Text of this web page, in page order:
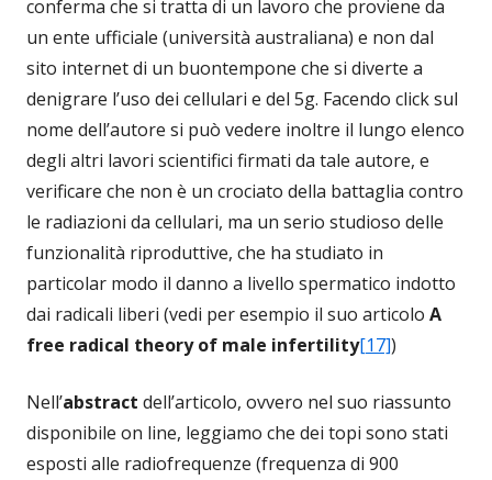
conferma che si tratta di un lavoro che proviene da
un ente ufficiale (università australiana) e non dal
sito internet di un buontempone che si diverte a
denigrare l’uso dei cellulari e del 5g. Facendo click sul
nome dell’autore si può vedere inoltre il lungo elenco
degli altri lavori scientifici firmati da tale autore, e
verificare che non è un crociato della battaglia contro
le radiazioni da cellulari, ma un serio studioso delle
funzionalità riproduttive, che ha studiato in
particolar modo il danno a livello spermatico indotto
dai radicali liberi (vedi per esempio il suo articolo A
free radical theory of male infertility[17])
Nell’abstract dell’articolo, ovvero nel suo riassunto
disponibile on line, leggiamo che dei topi sono stati
esposti alle radiofrequenze (frequenza di 900